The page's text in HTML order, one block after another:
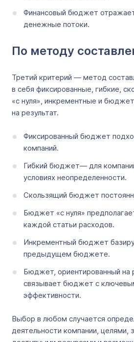
Финансовый бюджет
денежные потоки.
По методу
Третий критерий — метод
в себя фиксированные, гибкие,
«с нуля», инкрементные и
на результат.
Фиксированный бюджет
компаний.
Гибкий бюджет— для
условиях неопределенности.
Скользящий бюджет
Бюджет «с нуля»
каждой статьи расходов.
Инкрементный бюджет
предыдущем бюджете.
Бюджет, ориентированный на
связывает бюджет с
эффективности.
Выбор в любом случается
деятельности компании, целями,